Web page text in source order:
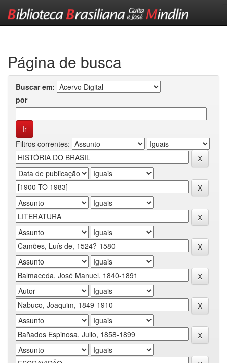
Página de busca
Buscar em:
por
Filtros correntes: